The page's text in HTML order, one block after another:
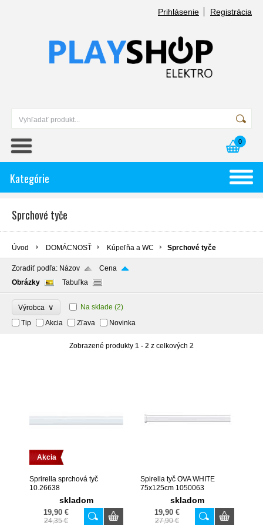
Prihlásenie Registrácia
0
Kategórie
Sprchové tyče
Úvod DOMÁCNOSŤ Kúpeľňa a WC Sprchové tyče
Zoradiť podľa: Názov
Cena
Obrázky
Tabuľka
Výrobca ∨ Na sklade (2)
Tip
Akcia Zľava Novinka
Zobrazené produkty 1 - 2 z celkových 2
Akcia
Sprirella sprchová tyč
10.26638
skladom
19,90 €
24,35 €
Spirella tyč OVA WHITE
75x125cm 1050063
skladom
19,90 €
27,90 €